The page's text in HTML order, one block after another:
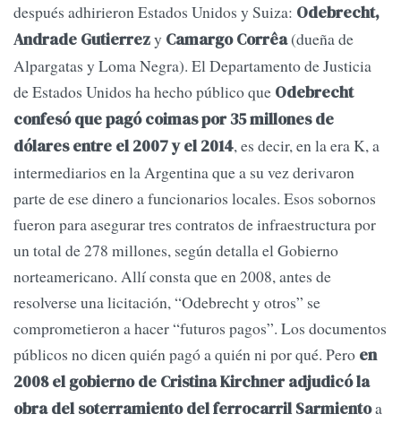
después adhirieron Estados Unidos y Suiza: Odebrecht,
Andrade Gutierrezy Camargo Corrêa(dueña de
Alpargatas y Loma Negra). El Departamento de Justicia
de Estados Unidos ha hecho público que Odebrecht
confesó que pagó coimas por 35 millones de
dólares entre el 2007 y el 2014, es decir, en la era K, a
intermediarios en la Argentina que a su vez derivaron
parte de ese dinero a funcionarios locales. Esos sobornos
fueron para asegurar tres contratos de infraestructura por
un total de 278 millones, según detalla el Gobierno
norteamericano. Allí consta que en 2008, antes de
resolverse una licitación, “Odebrecht y otros” se
comprometieron a hacer “futuros pagos”. Los documentos
públicos no dicen quién pagó a quién ni por qué. Pero en
2008 el gobierno de Cristina Kirchner adjudicó la
obra del soterramiento del ferrocarril Sarmientoa